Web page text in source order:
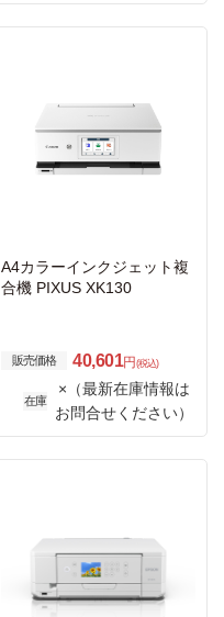
A4カラーインクジェット複
合機 PIXUS XK130
販売価格 40,601円 (税込)
在庫
×（最新在庫情報は
お問合せください）